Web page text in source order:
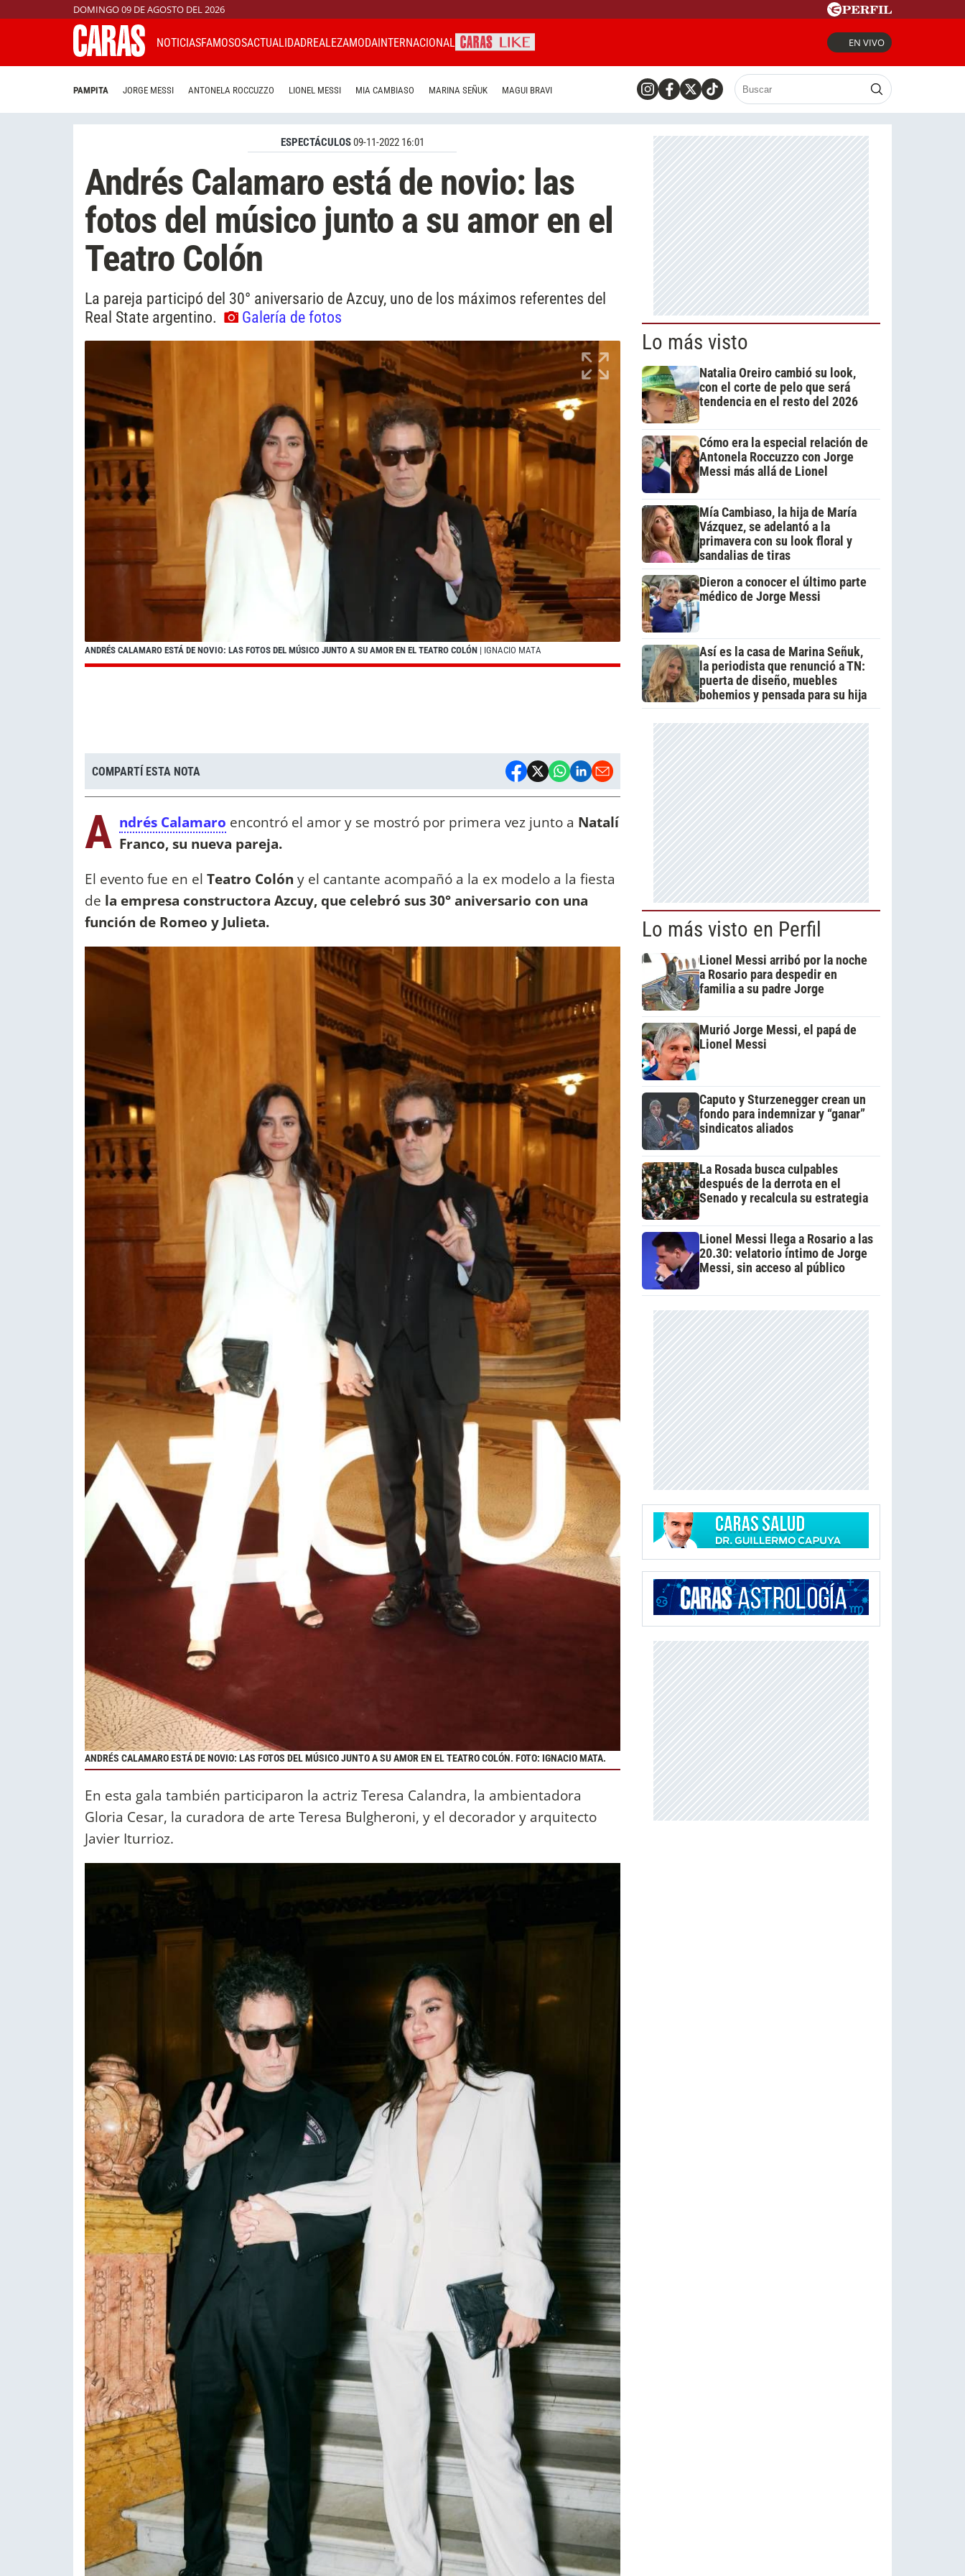
DOMINGO 09 DE AGOSTO DEL 2026
NOTICIASFAMOSOSACTUALIDADREALEZAMODAINTERNACIONAL EN VIVO
PAMPITA JORGE MESSI ANTONELA ROCCUZZO LIONEL MESSI MIA CAMBIASO MARINA SEÑUK MAGUI BRAVI
ESPECTÁCULOS09-11-2022 16:01
Andrés Calamaro está de novio: las
fotos del músico junto a su amor en el
Teatro Colón
La pareja participó del 30° aniversario de Azcuy, uno de los máximos referentes del
Real State argentino.
Galería de fotos
ANDRÉS CALAMARO ESTÁ DE NOVIO: LAS FOTOS DEL MÚSICO JUNTO A SU AMOR EN EL TEATRO COLÓN | IGNACIO MATA
COMPARTÍ ESTA NOTA
A ndrés Calamaro encontró el amor y se mostró por primera vez junto a Natalí
Franco, su nueva pareja.
El evento fue en el Teatro Colón y el cantante acompañó a la ex modelo a la fiesta
de la empresa constructora Azcuy, que celebró sus 30° aniversario con una
función de Romeo y Julieta.
ANDRÉS CALAMARO ESTÁ DE NOVIO: LAS FOTOS DEL MÚSICO JUNTO A SU AMOR EN EL TEATRO COLÓN. FOTO: IGNACIO MATA.
En esta gala también participaron la actriz Teresa Calandra, la ambientadora
Gloria Cesar, la curadora de arte Teresa Bulgheroni, y el decorador y arquitecto
Javier Iturrioz.
Lo más visto
Natalia Oreiro cambió su look,
con el corte de pelo que será
tendencia en el resto del 2026
Cómo era la especial relación de
Antonela Roccuzzo con Jorge
Messi más allá de Lionel
Mía Cambiaso, la hija de María
Vázquez, se adelantó a la
primavera con su look floral y
sandalias de tiras
Dieron a conocer el último parte
médico de Jorge Messi
Así es la casa de Marina Señuk,
la periodista que renunció a TN:
puerta de diseño, muebles
bohemios y pensada para su hija
Lo más visto en Perfil
Lionel Messi arribó por la noche
a Rosario para despedir en
familia a su padre Jorge
Murió Jorge Messi, el papá de
Lionel Messi
Caputo y Sturzenegger crean un
fondo para indemnizar y “ganar”
sindicatos aliados
La Rosada busca culpables
después de la derrota en el
Senado y recalcula su estrategia
Lionel Messi llega a Rosario a las
20.30: velatorio íntimo de Jorge
Messi, sin acceso al público